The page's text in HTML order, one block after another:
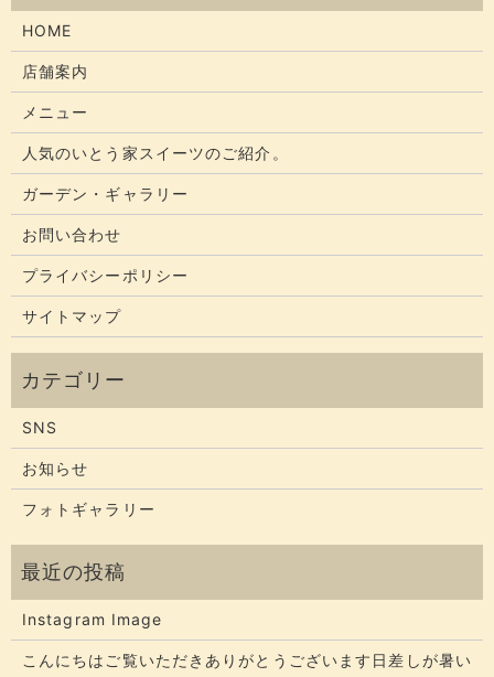
HOME
店舗案内
メニュー
人気のいとう家スイーツのご紹介。
ガーデン・ギャラリー
お問い合わせ
プライバシーポリシー
サイトマップ
SNS
お知らせ
フォトギャラリー
Instagram Image
こんにちはご覧いただきありがとうございます​​​日差しが暑い